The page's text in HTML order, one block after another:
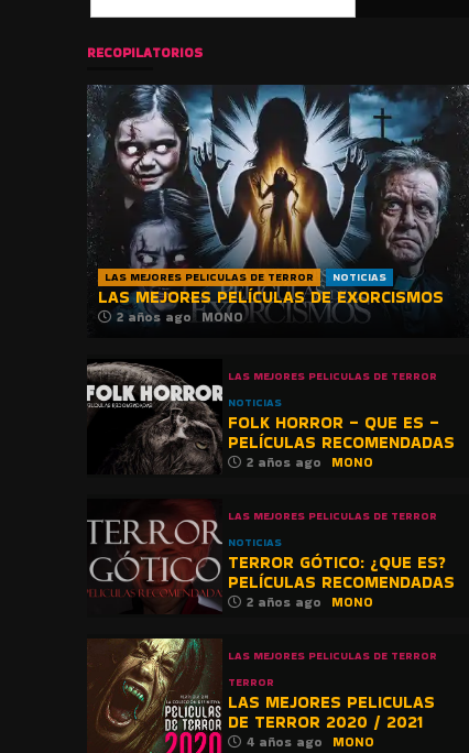
RECOPILATORIOS
LAS MEJORES PELICULAS DE TERROR NOTICIAS
LAS MEJORES PELÍCULAS DE EXORCISMOS
2 años ago MONO
LAS MEJORES PELICULAS DE TERROR
NOTICIAS
FOLK HORROR – QUE ES –
PELÍCULAS RECOMENDADAS
2 años ago MONO
LAS MEJORES PELICULAS DE TERROR
NOTICIAS
TERROR GÓTICO: ¿QUE ES?
PELÍCULAS RECOMENDADAS
2 años ago MONO
LAS MEJORES PELICULAS DE TERROR
TERROR
LAS MEJORES PELICULAS
DE TERROR 2020 / 2021
4 años ago MONO